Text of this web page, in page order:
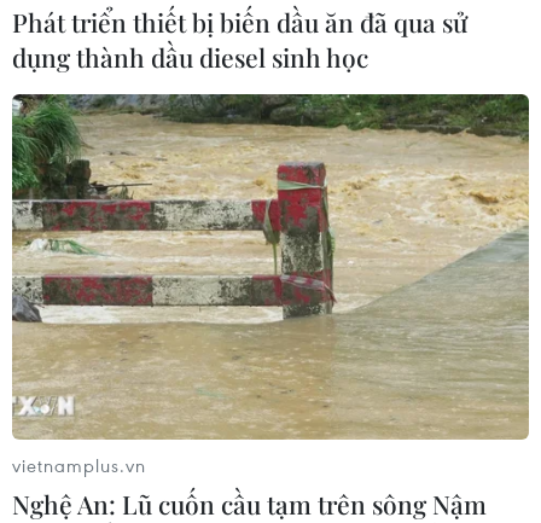
Chương trình giáo dục quản lý tài chính Cha-Ching
năm 2017.
Phát triển thiết bị biến dầu ăn đã qua sử
dụng thành dầu diesel sinh học
vietnamplus.vn
Nghệ An: Lũ cuốn cầu tạm trên sông Nậm